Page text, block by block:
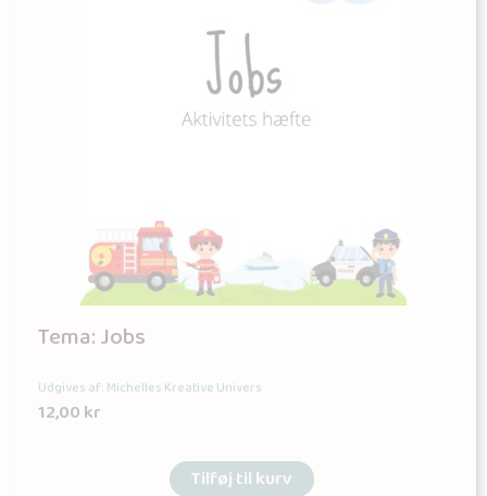
Tema: Jobs
Udgives af: Michelles Kreative Univers
12,00kr
Tilføj til kurv